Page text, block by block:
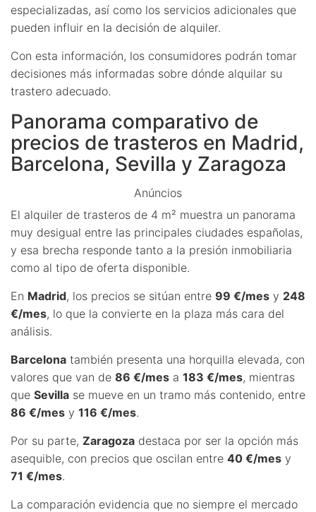
especializadas, así como los servicios adicionales que
pueden influir en la decisión de alquiler.
Con esta información, los consumidores podrán tomar
decisiones más informadas sobre dónde alquilar su
trastero adecuado.
Panorama comparativo de
precios de trasteros en Madrid,
Barcelona, Sevilla y Zaragoza
Anúncios
El alquiler de trasteros de 4 m² muestra un panorama
muy desigual entre las principales ciudades españolas,
y esa brecha responde tanto a la presión inmobiliaria
como al tipo de oferta disponible.
En Madrid, los precios se sitúan entre 99 €/mes y 248
€/mes, lo que la convierte en la plaza más cara del
análisis.
Barcelona también presenta una horquilla elevada, con
valores que van de 86 €/mes a 183 €/mes, mientras
que Sevilla se mueve en un tramo más contenido, entre
86 €/mes y 116 €/mes.
Por su parte, Zaragoza destaca por ser la opción más
asequible, con precios que oscilan entre 40 €/mes y
71 €/mes.
La comparación evidencia que no siempre el mercado